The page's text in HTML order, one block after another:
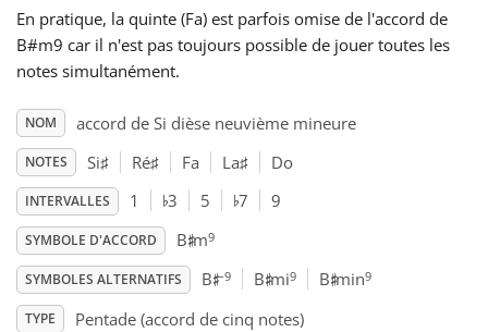
Deutsch
Español
Français
한국어
En pratique, la quinte (Fa) est parfois omise de l'accord de
B#m9 car il n'est pas toujours possible de jouer toutes les
notes simultanément.
NOM accord de Si dièse neuvième mineure
NOTES Si♯ Ré♯ Fa La♯ Do
INTERVALLES 1 ♭3 5 ♭7 9
SYMBOLE D'ACCORD B♯m9
SYMBOLES ALTERNATIFS B♯–9 B♯mi9 B♯min9
TYPE Pentade (accord de cinq notes)